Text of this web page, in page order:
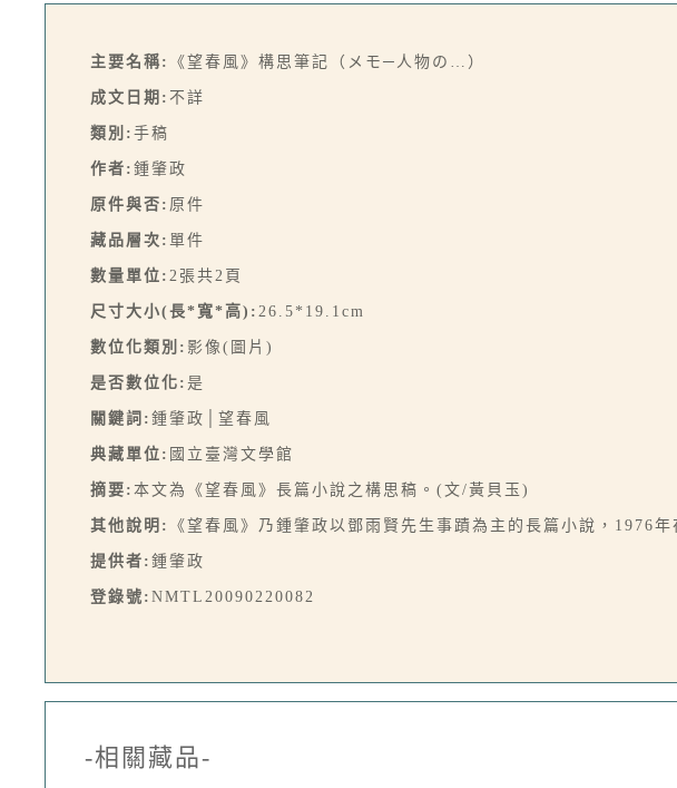
主要名稱: 《望春風》構思筆記（メモ─人物の…）
成文日期: 不詳
類別: 手稿
作者: 鍾肇政
原件與否: 原件
藏品層次: 單件
數量單位: 2張共2頁
尺寸大小(長*寬*高): 26.5*19.1cm
數位化類別: 影像(圖片)
是否數位化: 是
關鍵詞: 鍾肇政│望春風
典藏單位: 國立臺灣文學館
摘要: 本文為《望春風》長篇小說之構思稿。(文/黃貝玉)
其他說明: 《望春風》乃鍾肇政以鄧雨賢先生事蹟為主的長篇小說，1976
提供者: 鍾肇政
登錄號: NMTL20090220082
-相關藏品-